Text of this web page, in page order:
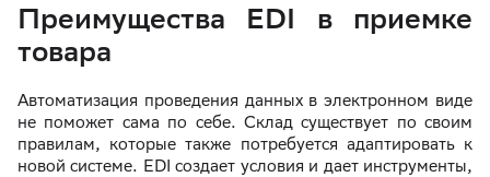
Преимущества EDI в приемке
товара
Автоматизация проведения данных в электронном виде
не поможет сама по себе. Склад существует по своим
правилам, которые также потребуется адаптировать к
новой системе. EDI создает условия и дает инструменты,